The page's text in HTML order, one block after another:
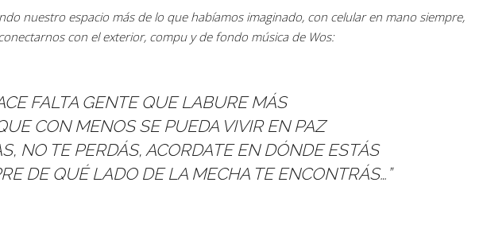
nuestro espacio más de lo que habíamos imaginado, con celular en mano siempre,
con el exterior, compu y de fondo música de Wos:
FALTA GENTE QUE LABURE MÁS
CON MENOS SE PUEDA VIVIR EN PAZ
NO TE PERDÁS, ACORDATE EN DÓNDE ESTÁS
DE QUÉ LADO DE LA MECHA TE ENCONTRÁS…”